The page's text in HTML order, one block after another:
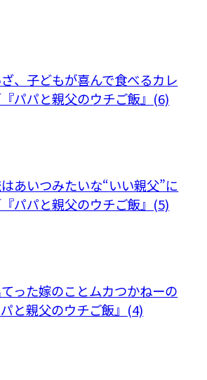
ざ、子どもが喜んで食べるカレ
パパと親父のウチご飯』(6)
はあいつみたいな“いい親父”に
パパと親父のウチご飯』(5)
てった嫁のことムカつかねーの
と親父のウチご飯』(4)